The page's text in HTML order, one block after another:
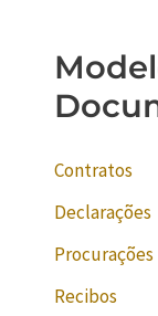
Contratos
Declarações
Procurações
Recibos